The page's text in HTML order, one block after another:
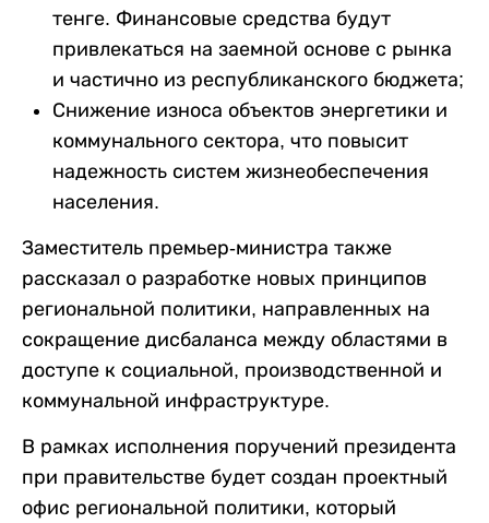
тенге. Финансовые средства будут
привлекаться на заемной основе с рынка
и частично из республиканского бюджета;
Снижение износа объектов энергетики и
коммунального сектора, что повысит
надежность систем жизнеобеспечения
населения.
Заместитель премьер-министра также
рассказал о разработке новых принципов
региональной политики, направленных на
сокращение дисбаланса между областями в
доступе к социальной, производственной и
коммунальной инфраструктуре.
В рамках исполнения поручений президента
при правительстве будет создан проектный
офис региональной политики, который